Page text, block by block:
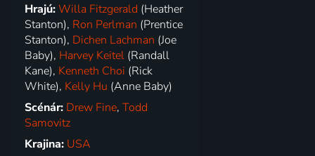
Hrajú:Willa Fitzgerald (Heather
Stanton), Ron Perlman (Prentice
Stanton), Dichen Lachman (Joe
Baby), Harvey Keitel (Randall
Kane), Kenneth Choi (Rick
White), Kelly Hu (Anne Baby)
Scénár: Drew Fine,Todd
Samovitz
Krajina: USA